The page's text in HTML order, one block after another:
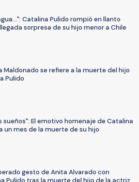
Catalina Pulido rompió en llanto
sorpresa de su hijo menor a Chile
Maldonado se refiere a la muerte del hijo
Pulido
sueños": El emotivo homenaje de Catalina
un mes de la muerte de su hijo
gesto de Anita Alvarado con
Pulido tras la muerte del hijo de la actriz